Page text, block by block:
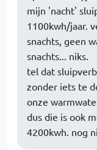
mijn 'nacht'
1100kwh/jaar.
snachts, geen
snachts... niks.
tel dat
zonder iets te
onze
dus die is ook
4200kwh. nog